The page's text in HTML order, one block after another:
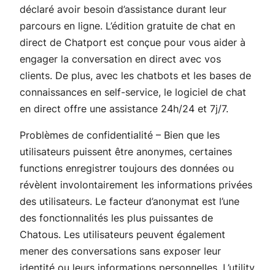
déclaré avoir besoin d’assistance durant leur
parcours en ligne. L’édition gratuite de chat en
direct de Chatport est conçue pour vous aider à
engager la conversation en direct avec vos
clients. De plus, avec les chatbots et les bases de
connaissances en self-service, le logiciel de chat
en direct offre une assistance 24h/24 et 7j/7.
Problèmes de confidentialité – Bien que les
utilisateurs puissent être anonymes, certaines
functions enregistrer toujours des données ou
révèlent involontairement les informations privées
des utilisateurs. Le facteur d’anonymat est l’une
des fonctionnalités les plus puissantes de
Chatous. Les utilisateurs peuvent également
mener des conversations sans exposer leur